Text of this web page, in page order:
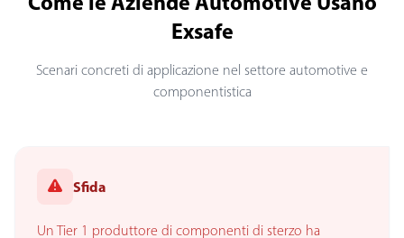
Exsafe
Scenari concreti di applicazione nel settore automotive e
componentistica
Sfida
Un Tier 1 produttore di componenti di sterzo ha